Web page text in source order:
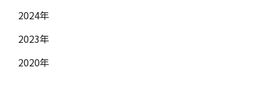
2024年
2023年
2020年